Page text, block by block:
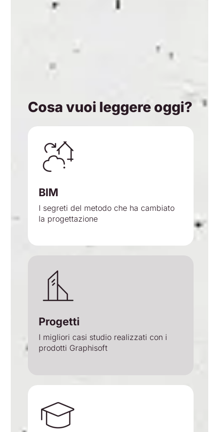
Cosa vuoi leggere oggi?
BIM
I segreti del metodo che ha cambiato
la progettazione
Progetti
I migliori casi studio realizzati con i
prodotti Graphisoft